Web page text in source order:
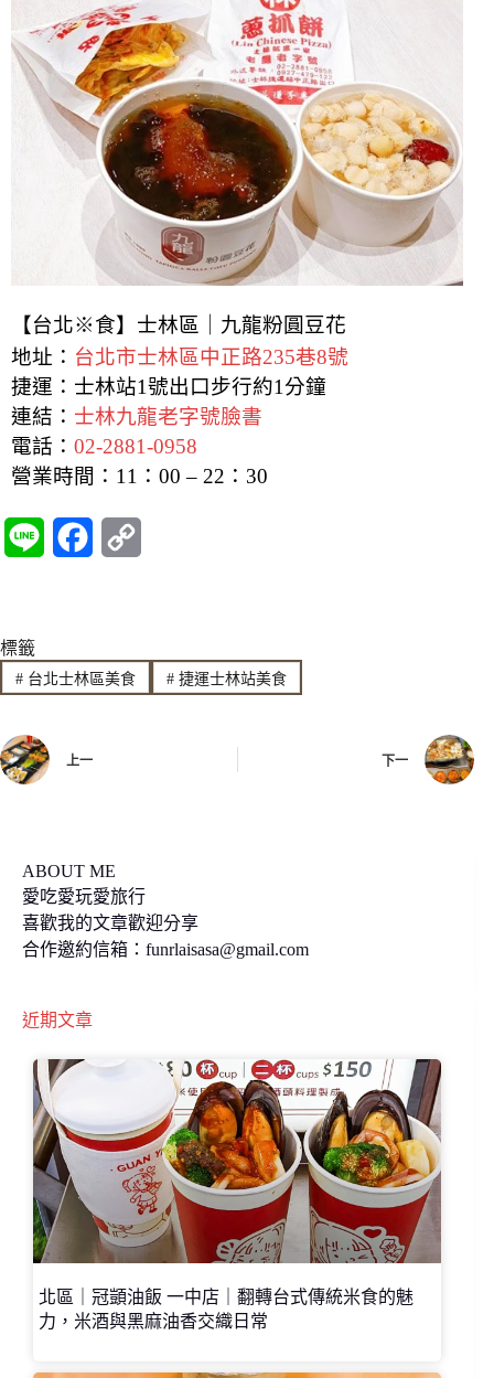
【台北※食】士林區｜九龍粉圓豆花
地址： 台北市士林區中正路235巷8號
捷運：士林站1號出口步行約1分鐘
連結： 士林九龍老字號臉書
電話： 02-2881-0958
營業時間：11：00 – 22：30
e e
b
y
L
標籤
#台北士林區美食 #捷運士林站美食
上一 下一
ABOUT ME
愛吃愛玩愛旅行
喜歡我的文章歡迎分享
合作邀約信箱： funrlaisasa@gmail.com
近期文章
北區｜冠顗油飯 一中店｜翻轉台式傳統米食的魅
力，米酒與黑麻油香交織日常